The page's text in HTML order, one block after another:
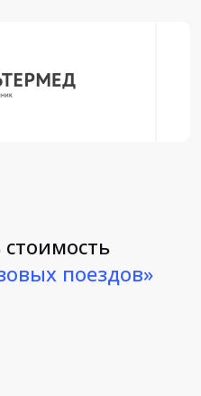
стоимость
поездов»